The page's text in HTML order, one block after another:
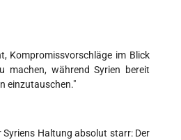
Kompromissvorschläge im Blick
machen, während Syrien bereit
einzutauschen."
Haltung absolut starr: Der